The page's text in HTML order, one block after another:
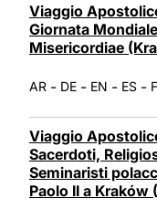
Viaggio
Giornata
Misericordiae
AR - DE - EN - ES -
Viaggio
Sacerdoti,
Seminaristi
Paolo II a Kraków